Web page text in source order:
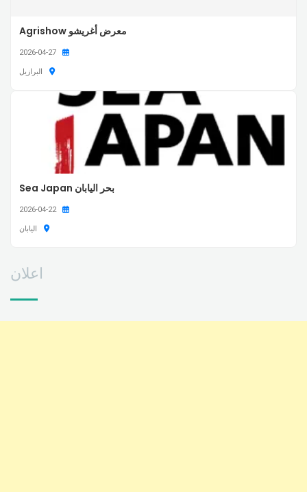
معرض أغريشو Agrishow
البرازيل
بحر اليابان Sea Japan
2026-04-22
اليابان
اعلان